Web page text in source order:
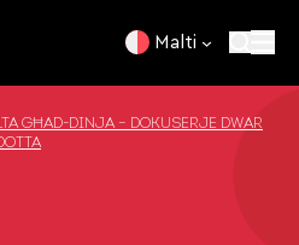
Malti
GĦAD-DINJA – DOKUSERJE DWAR